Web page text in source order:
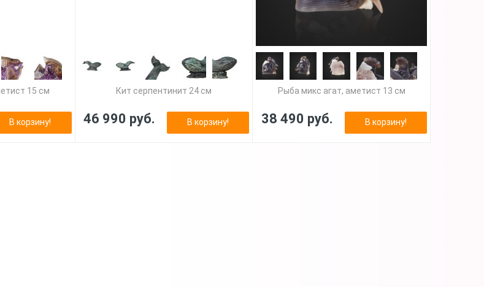
15 см
В корзину!
Кит серпентинит 24 см
46 990 руб. В корзину!
Рыба микс агат, аметист 13 см
38 490 руб. В корзину!